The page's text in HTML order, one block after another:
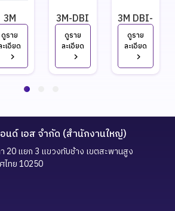
ดูราย
ะเอียด
3M
Horizontal
(HLL)
ดูราย
ละเอียด
3M-DBI
Sala
Horizontal
Lifeline
(HLL)
ดูราย
ละเอียด
3M DBI-
Sala
Sayfline™
Synthetic
HLL
นด์ เอส จำกัด (สำนักงานใหญ่)
20 แยก 3 แขวงทับช้าง เขตสะพานสูง
ไทย 10250